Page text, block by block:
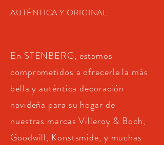
AUTÉNTICA Y ORIGINAL
En STENBERG, estamos
comprometidos a ofrecerle la más
bella y auténtica decoración
navideña para su hogar de
nuestras marcas Villeroy & Boch,
Goodwill, Konstsmide, y muchas